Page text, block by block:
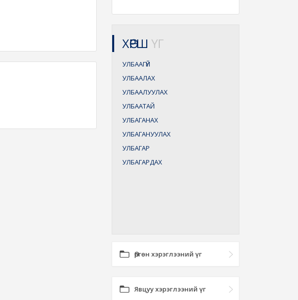
ХӨРШ ҮГ
УЛБААГҮЙ
УЛБААЛАХ
УЛБААЛУУЛАХ
УЛБААТАЙ
УЛБАГАНАХ
УЛБАГАНУУЛАХ
УЛБАГАР
УЛБАГАРДАХ
Өргөн хэрэглээний үг
Явцуу хэрэглээний үг